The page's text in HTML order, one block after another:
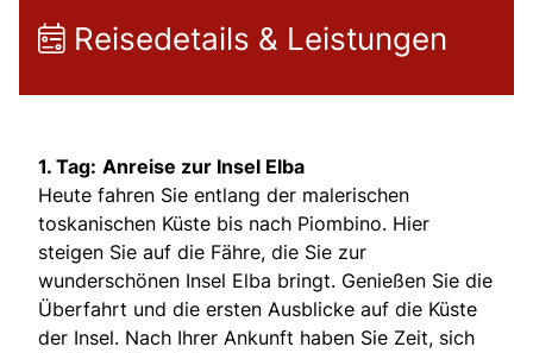
Reisedetails & Leistungen
1. Tag: Anreise zur Insel Elba
Heute fahren Sie entlang der malerischen
toskanischen Küste bis nach Piombino. Hier
steigen Sie auf die Fähre, die Sie zur
wunderschönen Insel Elba bringt. Genießen Sie die
Überfahrt und die ersten Ausblicke auf die Küste
der Insel. Nach Ihrer Ankunft haben Sie Zeit, sich